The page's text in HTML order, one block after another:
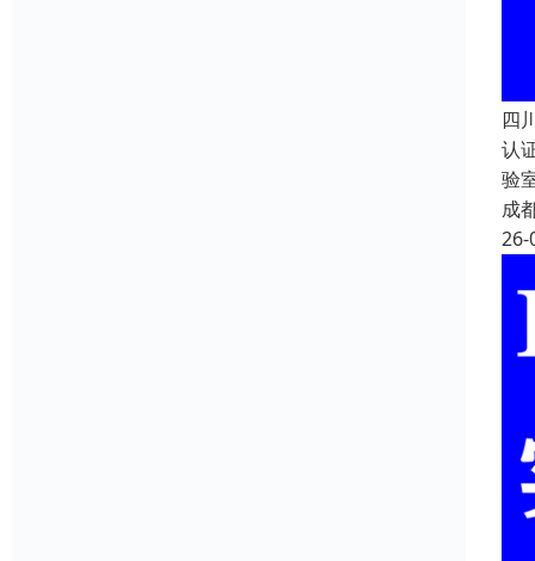
四
认
验
成
26-